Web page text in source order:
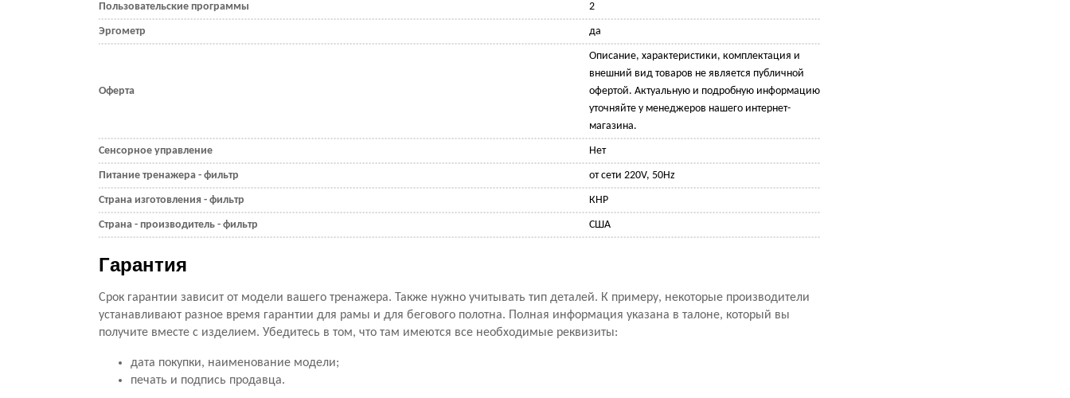
Пользовательские программы 2
Эргометр да
Оферта
Описание, характеристики, комплектация и
внешний вид товаров не является публичной
офертой. Актуальную и подробную информацию
уточняйте у менеджеров нашего интернет-
магазина.
Сенсорное управление Нет
Питание тренажера - фильтр от сети 220V, 50Hz
Страна изготовления - фильтр КНР
Страна - производитель - фильтр США
Гарантия
Срок гарантии зависит от модели вашего тренажера. Также нужно учитывать тип деталей. К примеру, некоторые производители
устанавливают разное время гарантии для рамы и для бегового полотна. Полная информация указана в талоне, который вы
получите вместе с изделием. Убедитесь в том, что там имеются все необходимые реквизиты:
дата покупки, наименование модели;
печать и подпись продавца.